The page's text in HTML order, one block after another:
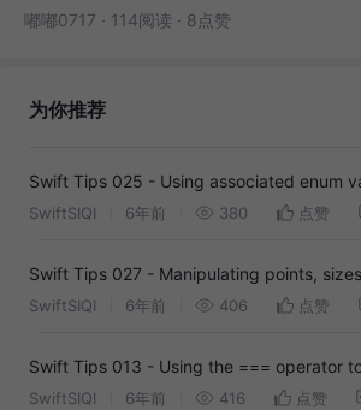
嘟嘟0717 · 114阅读 · 8点赞
为你推荐
Swift Tips 025 - Using associated enum
state-specific optionals
SwiftSIQI 6年前 380 点赞
Swift Tips 027 - Manipulating points,
math operators
SwiftSIQI 6年前 406 点赞
Swift Tips 013 - Using the === operator
by instance
SwiftSIQI 6年前 416 点赞